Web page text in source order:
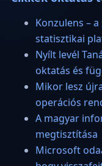
Konzulens –
statisztikai
Nyílt levél
oktatás és
Mikor lesz
operációs
A magyar
megtisztítása
Microsoft